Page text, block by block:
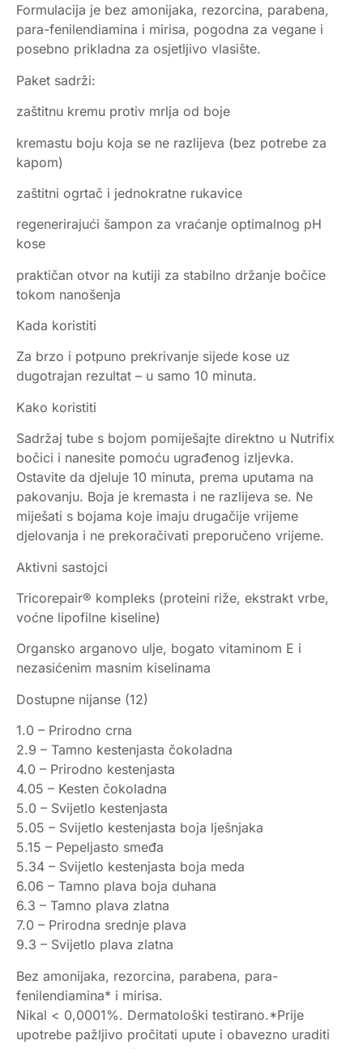
Formulacija je bez amonijaka, rezorcina, parabena,
para-fenilendiamina i mirisa, pogodna za vegane i
posebno prikladna za osjetljivo vlasište.
Paket sadrži:
zaštitnu kremu protiv mrlja od boje
kremastu boju koja se ne razlijeva (bez potrebe za
kapom)
zaštitni ogrtač i jednokratne rukavice
regenerirajući šampon za vraćanje optimalnog pH
kose
praktičan otvor na kutiji za stabilno držanje bočice
tokom nanošenja
Kada koristiti
Za brzo i potpuno prekrivanje sijede kose uz
dugotrajan rezultat – u samo 10 minuta.
Kako koristiti
Sadržaj tube s bojom pomiješajte direktno u Nutrifix
bočici i nanesite pomoću ugrađenog izljevka.
Ostavite da djeluje 10 minuta, prema uputama na
pakovanju. Boja je kremasta i ne razlijeva se. Ne
miješati s bojama koje imaju drugačije vrijeme
djelovanja i ne prekoračivati preporučeno vrijeme.
Aktivni sastojci
Tricorepair® kompleks (proteini riže, ekstrakt vrbe,
voćne lipofilne kiseline)
Organsko arganovo ulje, bogato vitaminom E i
nezasićenim masnim kiselinama
Dostupne nijanse (12)
1.0 – Prirodno crna
2.9 – Tamno kestenjasta čokoladna
4.0 – Prirodno kestenjasta
4.05 – Kesten čokoladna
5.0 – Svijetlo kestenjasta
5.05 – Svijetlo kestenjasta boja lješnjaka
5.15 – Pepeljasto smeđa
5.34 – Svijetlo kestenjasta boja meda
6.06 – Tamno plava boja duhana
6.3 – Tamno plava zlatna
7.0 – Prirodna srednje plava
9.3 – Svijetlo plava zlatna
Bez amonijaka, rezorcina, parabena, para-
fenilendiamina* i mirisa.
Nikal < 0,0001%. Dermatološki testirano.*Prije
upotrebe pažljivo pročitati upute i obavezno uraditi